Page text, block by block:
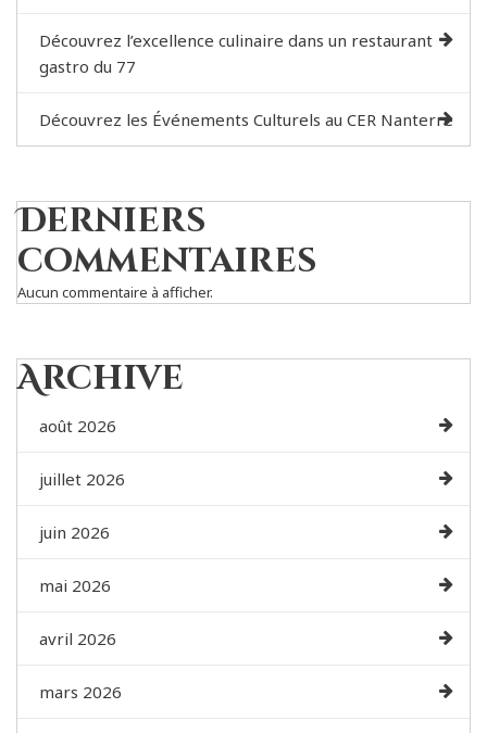
Découvrez l’excellence culinaire dans un restaurant
gastro du 77
Découvrez les Événements Culturels au CER Nanterre
Derniers
commentaires
Aucun commentaire à afficher.
Archive
août 2026
juillet 2026
juin 2026
mai 2026
avril 2026
mars 2026